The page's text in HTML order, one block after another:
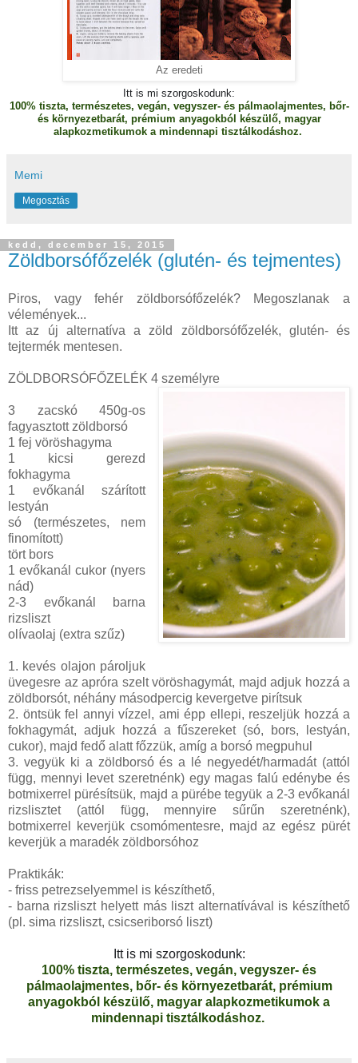
Az eredeti
Itt is mi szorgoskodunk:
100% tiszta, természetes, vegán, vegyszer- és pálmaolajmentes, bőr-
és környezetbarát, prémium anyagokból készülő, magyar
alapkozmetikumok a mindennapi tisztálkodáshoz.
Memi
Megosztás
kedd, december 15, 2015
Zöldborsófőzelék (glutén- és tejmentes)
Piros, vagy fehér zöldborsófőzelék? Megoszlanak a
vélemények...
Itt az új alternatíva a zöld zöldborsófőzelék, glutén- és
tejtermék mentesen.
ZÖLDBORSÓFŐZELÉK 4 személyre
3 zacskó 450g-os
fagyasztott zöldborsó
1 fej vöröshagyma
1 kicsi gerezd
fokhagyma
1 evőkanál szárított
lestyán
só (természetes, nem
finomított)
tört bors
1 evőkanál cukor (nyers
nád)
2-3 evőkanál barna
rizsliszt
olívaolaj (extra szűz)
1. kevés olajon pároljuk
üvegesre az apróra szelt vöröshagymát, majd adjuk hozzá a
zöldborsót, néhány másodpercig kevergetve pirítsuk
2. öntsük fel annyi vízzel, ami épp ellepi, reszeljük hozzá a
fokhagymát, adjuk hozzá a fűszereket (só, bors, lestyán,
cukor), majd fedő alatt főzzük, amíg a borsó megpuhul
3. vegyük ki a zöldborsó és a lé negyedét/harmadát (attól
függ, mennyi levet szeretnénk) egy magas falú edénybe és
botmixerrel pürésítsük, majd a pürébe tegyük a 2-3 evőkanál
rizslisztet (attól függ, mennyire sűrűn szeretnénk),
botmixerrel keverjük csomómentesre, majd az egész pürét
keverjük a maradék zöldborsóhoz
Praktikák:
- friss petrezselyemmel is készíthető,
- barna rizsliszt helyett más liszt alternatívával is készíthető
(pl. sima rizsliszt, csicseriborsó liszt)
Itt is mi szorgoskodunk:
100% tiszta, természetes, vegán, vegyszer- és
pálmaolajmentes, bőr- és környezetbarát, prémium
anyagokból készülő, magyar alapkozmetikumok a
mindennapi tisztálkodáshoz.